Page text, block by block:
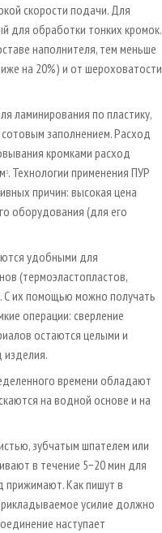
скорости подачи. Для
для обработки тонких кромок.
наполнителя, тем меньше
на 20%) и от шероховатости
ламинирования по пластику,
заполнением. Расход
кромками расход
3. Технологии применения ПУР
причин: высокая цена
оборудования (для его
удобными для
(термоэластопластов,
С их помощью можно получать
операции: сверление
остаются целыми и
изделия.
времени обладают
на водной основе и на
зубчатым шпателем или
в течение 5−20 мин для
прижимают. Как пишут в
усилие должно
наступает